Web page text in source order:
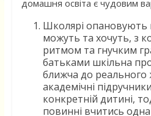
домашня освіта є чудовим
Школярі опановують
можуть та хочуть, з
ритмом та гнучким
батьками шкільна
ближча до реального
академічні
конкретній дитині,
повинні вчитись